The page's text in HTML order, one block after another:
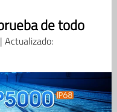
de todo